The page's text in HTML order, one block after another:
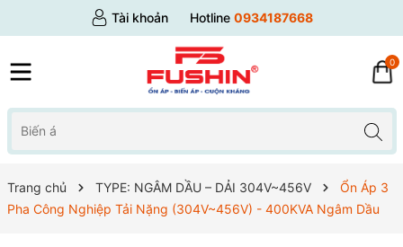
Tài khoản Hotline 0934187668
0
Trang chủ TYPE: NGÂM DẦU – DẢI 304V~456V
Ổn Áp 3
Pha Công Nghiệp Tải Nặng (304V~456V) - 400KVA Ngâm Dầu